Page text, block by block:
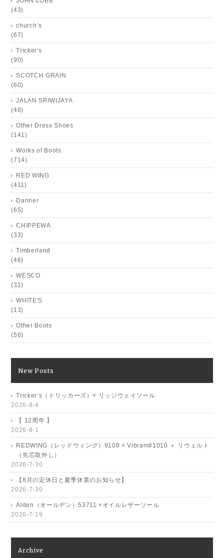
(43)
church’s
(67)
Tricker's
(90)
SCOTCH GRAIN
(60)
JALAN SRIWIJAYA
(46)
Other Dress Shoes
(141)
Works of Boots
(714)
RED WING
(411)
Danner
(65)
CHIPPEWA
(33)
Timberland
(46)
WESCO
(31)
WHITE'S
(13)
Other Boots
(56)
New Posts
Tricker’s（トリッカーズ）× リッジウェイソール
2026-8-4
【 12周年 】
2026-8-1
REDWING（レッドウィング）9108 × Vibram#1010 ＋ リウェルト
（先芯取外し）
2026-7-30
【8月の定休日と夏季休業のお知らせ】
2026-7-30
Alden（オールデン）53711 ×オイルレザーソール
2026-7-19
Archive